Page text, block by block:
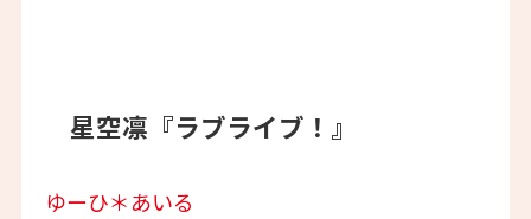
星空凛『ラブライブ！』
ゆーひ＊あいる